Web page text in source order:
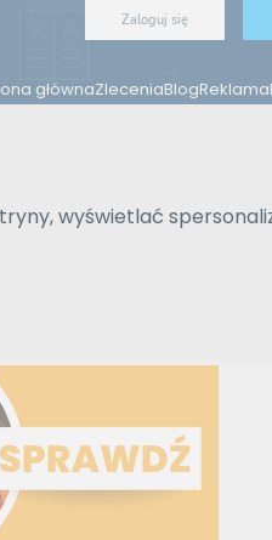
wyświetlać
Zaloguj się
głównaZleceniaBlogReklama
Znajdź